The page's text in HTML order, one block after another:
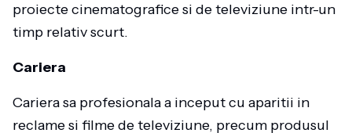
proiecte cinematografice si de televiziune intr-un
timp relativ scurt.
Cariera
Cariera sa profesionala a inceput cu aparitii in
reclame si filme de televiziune, precum produsul